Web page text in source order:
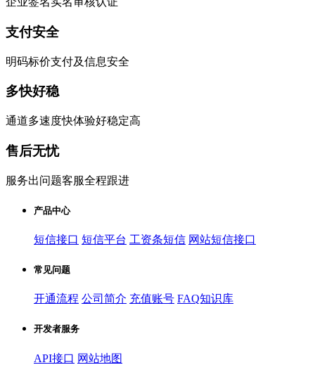
支付安全
明码标价支付及信息安全
多快好稳
通道多速度快体验好稳定高
售后无忧
服务出问题客服全程跟进
产品中心
短信接口 短信平台 工资条短信 网站短信接口
常见问题
开通流程 公司简介 充值账号 FAQ知识库
开发者服务
API接口 网站地图